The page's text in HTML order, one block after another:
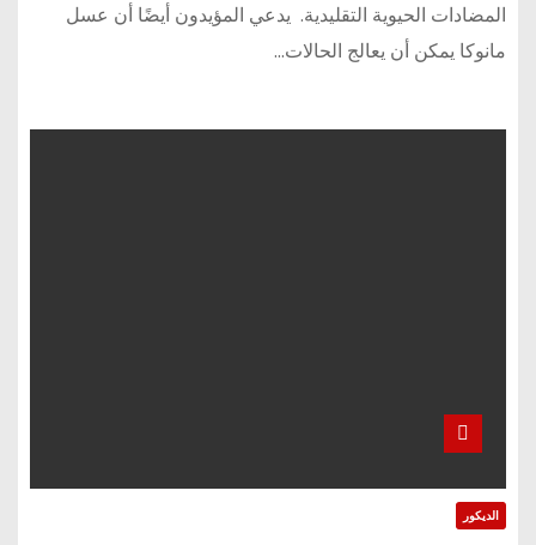
المضادات الحيوية التقليدية. يدعي المؤيدون أيضًا أن عسل
مانوكا يمكن أن يعالج الحالات…
الديكور